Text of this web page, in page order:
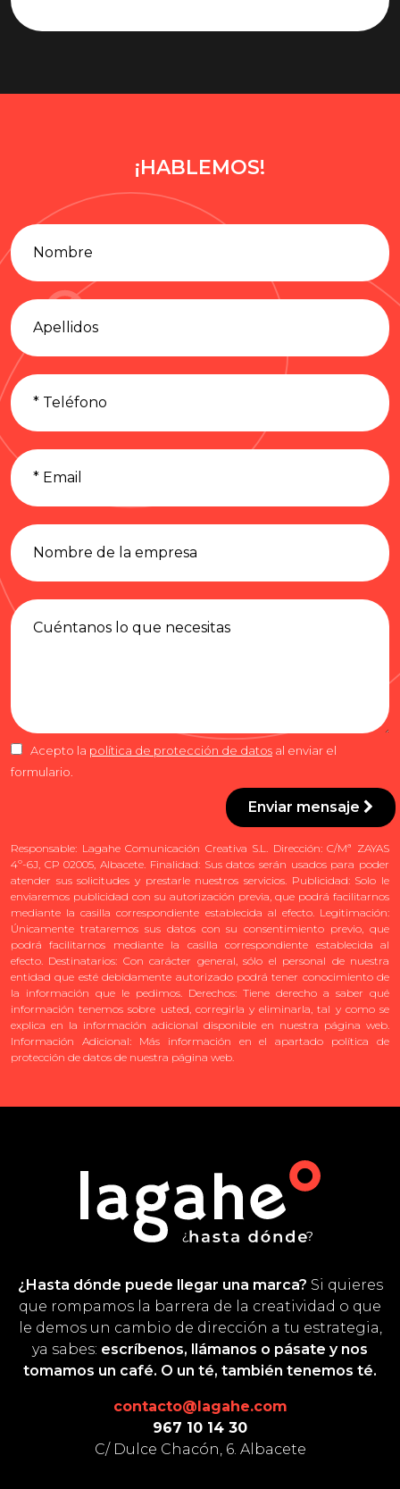
¡HABLEMOS!
Enviar mensaje
Acepto la política de protección de datos al enviar el
formulario.
Responsable: Lagahe Comunicación Creativa S.L. Dirección: C/Mª ZAYAS
4º-6J, CP 02005, Albacete. Finalidad: Sus datos serán usados para poder
atender sus solicitudes y prestarle nuestros servicios. Publicidad: Solo le
enviaremos publicidad con su autorización previa, que podrá facilitarnos
mediante la casilla correspondiente establecida al efecto. Legitimación:
Únicamente trataremos sus datos con su consentimiento previo, que
podrá facilitarnos mediante la casilla correspondiente establecida al
efecto. Destinatarios: Con carácter general, sólo el personal de nuestra
entidad que esté debidamente autorizado podrá tener conocimiento de
la información que le pedimos. Derechos: Tiene derecho a saber qué
información tenemos sobre usted, corregirla y eliminarla, tal y como se
explica en la información adicional disponible en nuestra página web.
Información Adicional: Más información en el apartado política de
protección de datos de nuestra página web.
¿Hasta dónde puede llegar una marca? Si quieres
que rompamos la barrera de la creatividad o que
le demos un cambio de dirección a tu estrategia,
ya sabes: escríbenos, llámanos o pásate y nos
tomamos un café. O un té, también tenemos té.
contacto@lagahe.com
967 10 14 30
C/ Dulce Chacón, 6. Albacete